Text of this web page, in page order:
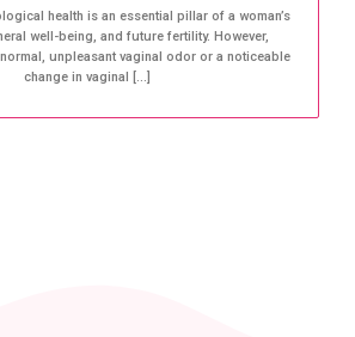
health is an essential pillar of a woman’s
well-being, and future fertility. However,
unpleasant vaginal odor or a noticeable
change in vaginal [...]